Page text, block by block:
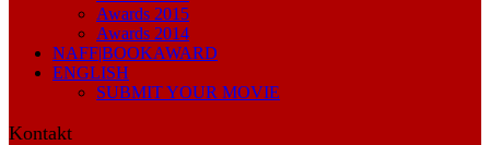
Awards 2015
Awards 2014
NAFF|BOOKAWARD
ENGLISH
SUBMIT YOUR MOVIE
Kontakt